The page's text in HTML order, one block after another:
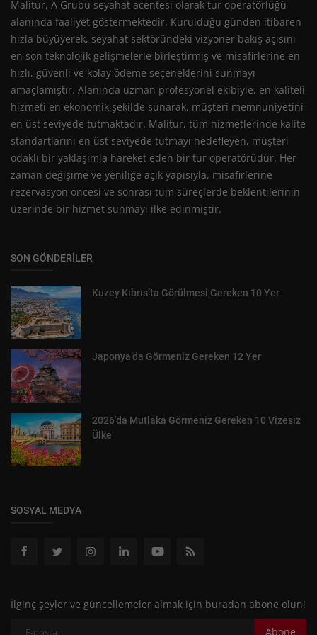
Malitur, A Grubu seyahat acentesi olarak tur operatörlüğü
alanında faaliyet göstermektedir. Kurulduğu günden itibaren
hızla büyüyerek, seyahat sektöründeki vizyoner bakış açısını
en son teknolojik gelişmelerle birleştirmiş ve misafirlerine en
hızlı, güvenli ve kolay ödeme seçeneklerini sunmayı
amaçlamıştır. Alanında uzman profesyonel ekibiyle, en kaliteli
hizmeti en ekonomik şekilde sunarak, müşteri memnuniyetini
en üst seviyede tutmaktadır. Malitur, tüm hizmetlerinde kalite
standartlarını en üst seviyede tutmayı hedefleyen, müşteri
odaklı bir yaklaşımla hareket eden bir tur operatörüdür. Her
zaman değişime ve yeniliğe açık yapısıyla, misafirlerine
rezervasyon öncesi ve sonrası tüm süreçlerde beklentilerinin
üzerinde bir hizmet sunmayı ilke edinmiştir.
SON GÖNDERILER
Kuzey Kıbrıs’ta Görülmesi Gereken 10 Yer
Japonya’da Görmeniz Gereken 12 Yer
2026’da Mutlaka Görmeniz Gereken 10 Vizesiz
Ülke
SOSYAL MEDYA
İlginç şeyler ve güncellemeler almak için buradan abone olun!
Abone